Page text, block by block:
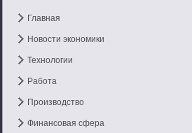
Главная
Новости экономики
Технологии
Работа
Производство
Финансовая сфера